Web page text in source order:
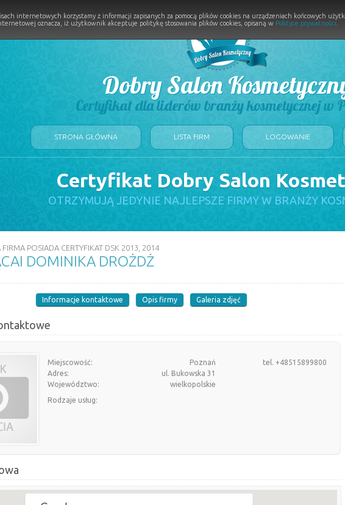
Dobry Salon
Certyfikat dla liderów branży kosmetycznej w
STRONA GŁÓWNA LISTA FIRM LOGOWANIE
Certyfikat Dobry Salon
OTRZYMUJĄ JEDYNIE NAJLEPSZE FIRMY W BRANŻY
FIRMA POSIADA CERTYFIKAT DSK 2013, 2014
DOMINIKA DROŻDŻ
Informacje kontaktowe Opis firmy Galeria zdjęć
Miejscowość:
Poznań
Adres:
ul. Bukowska 31
Województwo:
wielkopolskie
tel. +48515899800
Rodzaje usług:
internetowych korzystamy z informacji zapisanych za pomocą plików cookies na urządzeniach końcowych
oznacza, iż użytkownik akceptuje politykę stosowania plików cookies, opisaną w Polityce prywatności